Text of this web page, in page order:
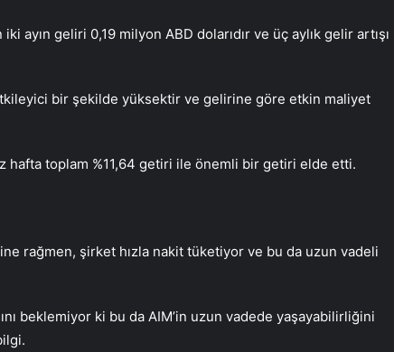
ayın geliri 0,19 milyon ABD dolarıdır ve üç aylık gelir artışı
bir şekilde yüksektir ve gelirine göre etkin maliyet
hafta toplam %11,64 getiri ile önemli bir getiri elde etti.
rağmen, şirket hızla nakit tüketiyor ve bu da uzun vadeli
beklemiyor ki bu da AIM’in uzun vadede yaşayabilirliğini